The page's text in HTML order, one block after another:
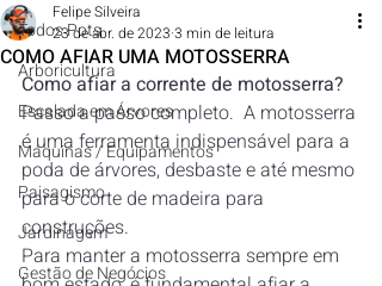
Todos Pots
Arboricultura
Escalada em Árvores
Máquinas / Equipamentos
Paisagismo
Jardinagem
Gestão de Negócios
COMO AFIAR UMA MOTOSSERRA
Felipe Silveira
23 de abr. de 2023 3 min de leitura
Como afiar a corrente de motosserra?
Passo a passo completo.  A motosserra
é uma ferramenta indispensável para a
poda de árvores, desbaste e até mesmo
para o corte de madeira para
construções.
Para manter a motosserra sempre em